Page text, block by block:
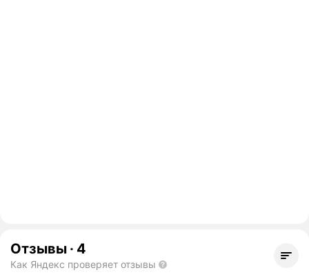
Отзывы · 4
Как Яндекс проверяет отзывы